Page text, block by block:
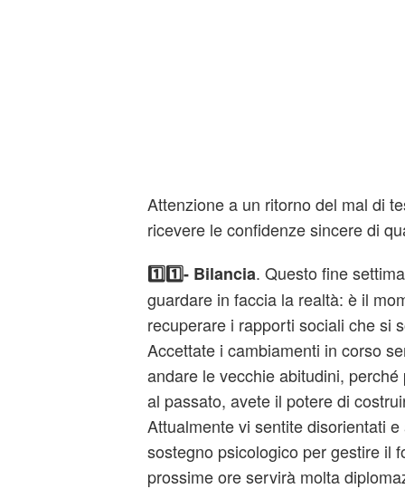
Attenzione a un ritorno del mal di
ricevere le confidenze sincere di
1️⃣1️⃣- Bilancia. Questo fine
guardare in faccia la realtà: è il
recuperare i rapporti sociali che si
Accettate i cambiamenti in corso
andare le vecchie abitudini,
al passato, avete il potere di
Attualmente vi sentite disorientati
sostegno psicologico per gestire il
prossime ore servirà molta